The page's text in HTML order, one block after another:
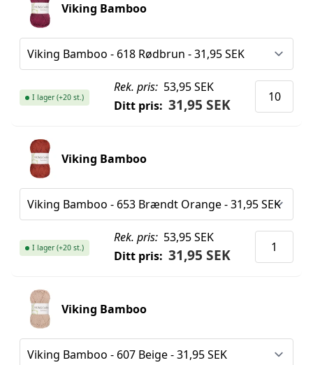
Viking Bamboo
Rek. pris: 53,95 SEK
Ditt pris: 31,95 SEK
I lager (+20 st.)
Viking Bamboo
Rek. pris: 53,95 SEK
Ditt pris: 31,95 SEK
I lager (+20 st.)
Viking Bamboo